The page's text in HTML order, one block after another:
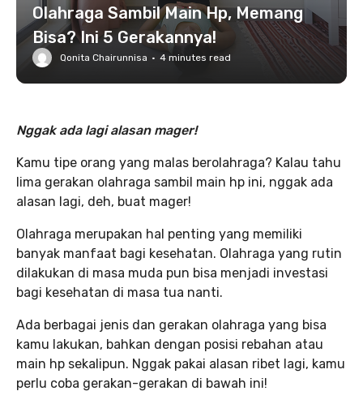
Olahraga Sambil Main Hp, Memang
Bisa? Ini 5 Gerakannya!
Qonita Chairunnisa · 4 minutes read
Nggak ada lagi alasan mager!
Kamu tipe orang yang malas berolahraga? Kalau tahu
lima gerakan olahraga sambil main hp ini, nggak ada
alasan lagi, deh, buat mager!
Olahraga merupakan hal penting yang memiliki
banyak manfaat bagi kesehatan. Olahraga yang rutin
dilakukan di masa muda pun bisa menjadi investasi
bagi kesehatan di masa tua nanti.
Ada berbagai jenis dan gerakan olahraga yang bisa
kamu lakukan, bahkan dengan posisi rebahan atau
main hp sekalipun. Nggak pakai alasan ribet lagi, kamu
perlu coba gerakan-gerakan di bawah ini!